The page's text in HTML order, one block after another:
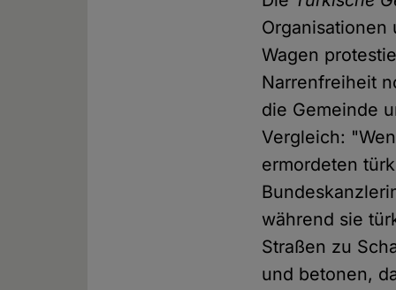
Organisationen
Wagen
Narrenfreiheit
die Gemeinde
Vergleich:
ermordeten
während sie
Straßen zu
und betonen,